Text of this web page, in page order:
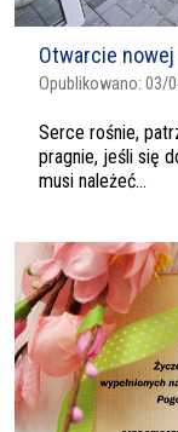
Otwarcie
Opublikowano: 03/
Serce rośnie,
pragnie, jeśli się
musi należeć...